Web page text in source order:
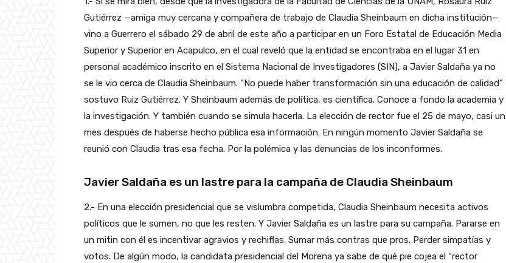
Gutiérrez —amiga muy cercana y compañera de trabajo de Claudia Sheinbaum en dicha institución—
vino a Guerrero el sábado 29 de abril de este año a participar en un Foro Estatal de Educación Media
Superior y Superior en Acapulco, en el cual reveló que la entidad se encontraba en el lugar 31 en
personal académico inscrito en el Sistema Nacional de Investigadores (SIN), a Javier Saldaña ya no
se le vio cerca de Claudia Sheinbaum. “No puede haber transformación sin una educación de calidad”
sostuvo Ruiz Gutiérrez. Y Sheinbaum además de política, es científica. Conoce a fondo la academia y
la investigación. Y también cuando se simula hacerla. La elección de rector fue el 25 de mayo, casi un
mes después de haberse hecho pública esa información. En ningún momento Javier Saldaña se
reunió con Claudia tras esa fecha. Por la polémica y las denuncias de los inconformes.
Javier Saldaña es un lastre para la campaña de Claudia Sheinbaum
2.- En una elección presidencial que se vislumbra competida, Claudia Sheinbaum necesita activos
políticos que le sumen, no que les resten. Y Javier Saldaña es un lastre para su campaña. Pararse en
un mitin con él es incentivar agravios y rechiflas. Sumar más contras que pros. Perder simpatías y
votos. De algún modo, la candidata presidencial del Morena ya sabe de qué pie cojea el “rector